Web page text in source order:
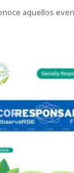
aquellos